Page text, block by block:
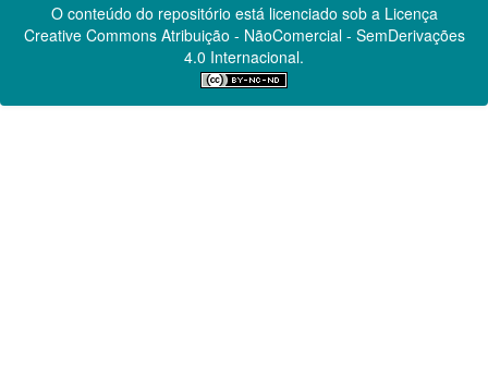
O conteúdo do repositório está licenciado sob a Licença
Creative CommonsAtribuição - NãoComercial - SemDerivações
4.0 Internacional.